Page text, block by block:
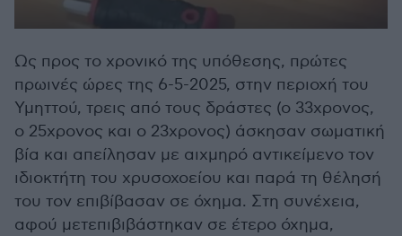
Ως προς το χρονικό της υπόθεσης, πρώτες
πρωινές ώρες της 6-5-2025, στην περιοχή του
Υμηττού, τρεις από τους δράστες (ο 33χρονος,
ο 25χρονος και ο 23χρονος) άσκησαν σωματική
βία και απείλησαν με αιχμηρό αντικείμενο τον
ιδιοκτήτη του χρυσοχοείου και παρά τη θέλησή
του τον επιβίβασαν σε όχημα. Στη συνέχεια,
αφού μετεπιβιβάστηκαν σε έτερο όχημα,